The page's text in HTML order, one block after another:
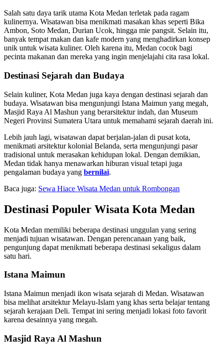
Salah satu daya tarik utama Kota Medan terletak pada ragam
kulinernya. Wisatawan bisa menikmati masakan khas seperti Bika
Ambon, Soto Medan, Durian Ucok, hingga mie pangsit. Selain itu,
banyak tempat makan dan kafe modern yang menghadirkan konsep
unik untuk wisata kuliner. Oleh karena itu, Medan cocok bagi
pecinta makanan dan mereka yang ingin menjelajahi cita rasa lokal.
Destinasi Sejarah dan Budaya
Selain kuliner, Kota Medan juga kaya dengan destinasi sejarah dan
budaya. Wisatawan bisa mengunjungi Istana Maimun yang megah,
Masjid Raya Al Mashun yang berarsitektur indah, dan Museum
Negeri Provinsi Sumatera Utara untuk memahami sejarah daerah ini.
Lebih jauh lagi, wisatawan dapat berjalan-jalan di pusat kota,
menikmati arsitektur kolonial Belanda, serta mengunjungi pasar
tradisional untuk merasakan kehidupan lokal. Dengan demikian,
Medan tidak hanya menawarkan hiburan visual tetapi juga
pengalaman budaya yang bernilai.
Baca juga: Sewa Hiace Wisata Medan untuk Rombongan
Destinasi Populer Wisata Kota Medan
Kota Medan memiliki beberapa destinasi unggulan yang sering
menjadi tujuan wisatawan. Dengan perencanaan yang baik,
pengunjung dapat menikmati beberapa destinasi sekaligus dalam
satu hari.
Istana Maimun
Istana Maimun menjadi ikon wisata sejarah di Medan. Wisatawan
bisa melihat arsitektur Melayu-Islam yang khas serta belajar tentang
sejarah kerajaan Deli. Tempat ini sering menjadi lokasi foto favorit
karena desainnya yang megah.
Masjid Raya Al Mashun